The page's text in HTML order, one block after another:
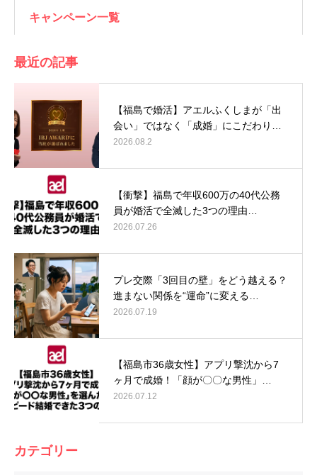
キャンペーン一覧
最近の記事
【福島で婚活】アエルふくしまが「出
会い」ではなく「成婚」にこだわり…
2026.08.2
【衝撃】福島で年収600万の40代公務
員が婚活で全滅した3つの理由…
2026.07.26
プレ交際「3回目の壁」をどう越える？
進まない関係を“運命”に変える…
2026.07.19
【福島市36歳女性】アプリ撃沈から7
ヶ月で成婚！「顔が〇〇な男性」…
2026.07.12
カテゴリー